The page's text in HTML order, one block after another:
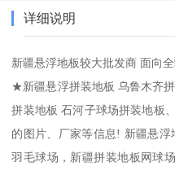
详细说明
新疆悬浮地板较大批发商 面向
★新疆悬浮拼装地板 乌鲁木齐
拼装地板 石河子球场拼装地板
的图片、厂家等信息! 新疆悬
羽毛球场，新疆拼装地板网球